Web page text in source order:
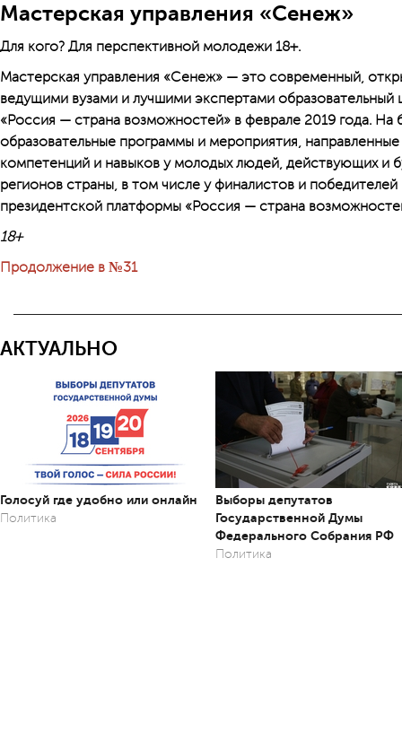
Мастерская управления «Сенеж»
Для кого? Для перспективной молодежи 18+.
Мастерская управления «Сенеж» — это современный,
ведущими вузами и лучшими экспертами
«Россия — страна возможностей» в феврале 2019 года. На
образовательные программы и мероприятия,
компетенций и навыков у молодых людей, действующих и
регионов страны, в том числе у финалистов и
президентской платформы «Россия — страна
18+
Продолжение в №31
АКТУАЛЬНО
Голосуй где удобно или онлайн
Политика
Выборы депутатов
Государственной Думы
Федерального Собрания РФ
Политика